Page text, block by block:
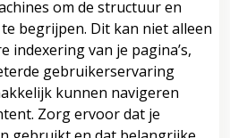
om de structuur en
begrijpen. Dit kan niet alleen
indexering van je pagina’s,
gebruikerservaring
kunnen navigeren
Zorg ervoor dat je